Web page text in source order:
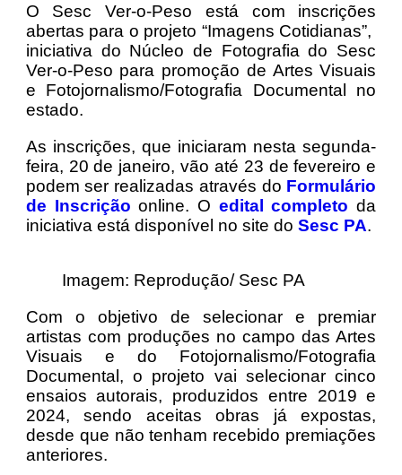
O Sesc Ver-o-Peso está com inscrições
abertas para o projeto “Imagens Cotidianas”,
iniciativa do Núcleo de Fotografia do Sesc
Ver-o-Peso para promoção de Artes Visuais
e Fotojornalismo/Fotografia Documental no
estado.
As inscrições, que iniciaram nesta segunda-
feira, 20 de janeiro, vão até 23 de fevereiro e
podem ser realizadas através do Formulário
de Inscrição online. O edital completo da
iniciativa está disponível no site do Sesc PA.
Imagem: Reprodução/ Sesc PA
Com o objetivo de selecionar e premiar
artistas com produções no campo das Artes
Visuais e do Fotojornalismo/Fotografia
Documental, o projeto vai selecionar cinco
ensaios autorais, produzidos entre 2019 e
2024, sendo aceitas obras já expostas,
desde que não tenham recebido premiações
anteriores.